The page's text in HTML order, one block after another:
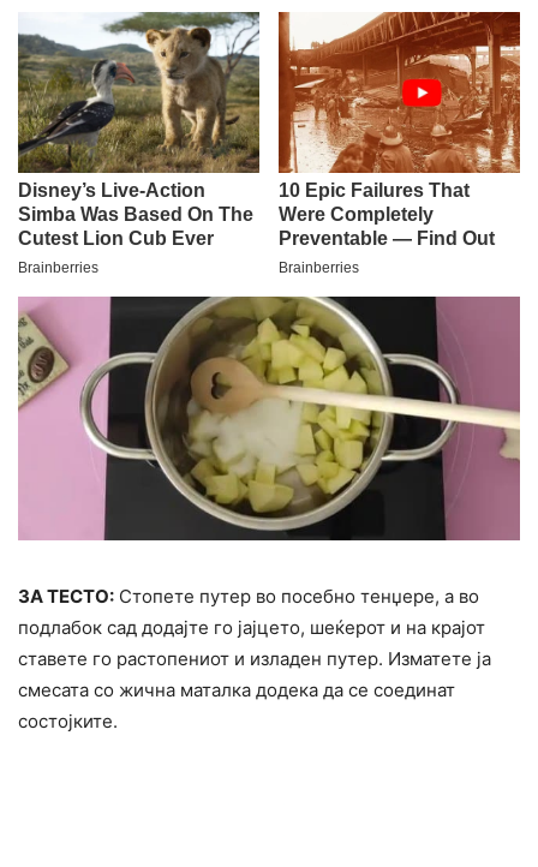
ЗА ТЕСТО: Стопете путер во посебно тенџере, а во
подлабок сад додајте го јајцето, шеќерот и на крајот
ставете го растопениот и изладен путер. Изматете ја
смесата со жична маталка додека да се соединат
состојките.